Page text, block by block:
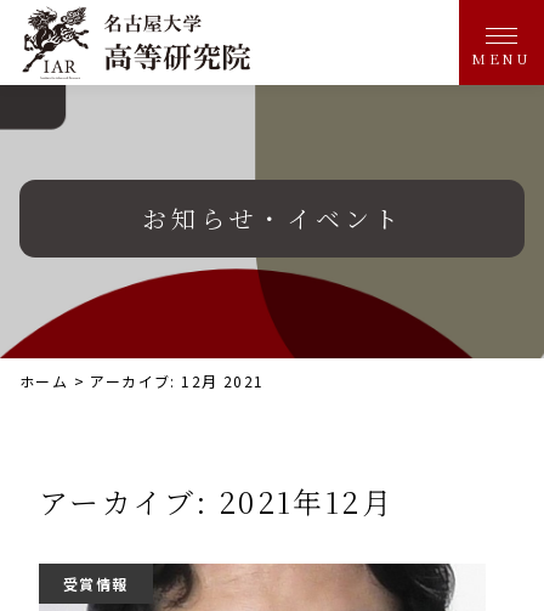
MENU
お知らせ・イベント
ホーム > アーカイブ: 12月 2021
アーカイブ: 2021年12月
受賞情報